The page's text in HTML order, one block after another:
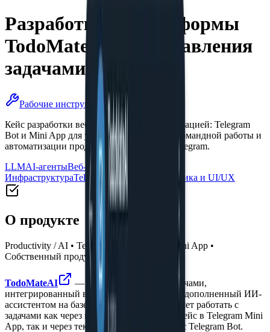
Разработка AI-платформы
TodoMateAI для управления
задачами в Telegram
Рабочие инструменты
Кейс разработки веб-сервиса с LLM-интеграцией: Telegram
Bot и Mini App для управления задачами, командной работы и
автоматизации продуктивности внутри Telegram.
LLMAI-агентыВеб-разработка
ИнфраструктураTelegram Mini Apps Аналитика и UI/UX
О продукте
Productivity / AI • Telegram Bot, Telegram Mini App •
Собственный продукт
TodoMateAI
— сервис управления задачами,
интегрированный в экосистему Telegram и дополненный ИИ-
ассистентом на базе LLM. Продукт позволяет работать с
задачами как через привычный веб-интерфейс в Telegram Mini
App, так и через текстовые запросы в чате с Telegram Bot.